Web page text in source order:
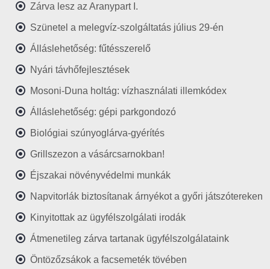
Zárva lesz az Aranypart I.
Szünetel a melegvíz-szolgáltatás július 29-én
Álláslehetőség: fűtésszerelő
Nyári távhőfejlesztések
Mosoni-Duna holtág: vízhasználati illemkódex
Álláslehetőség: gépi parkgondozó
Biológiai szúnyoglárva-gyérítés
Grillszezon a vásárcsarnokban!
Éjszakai növényvédelmi munkák
Napvitorlák biztosítanak árnyékot a győri játszótereken
Kinyitottak az ügyfélszolgálati irodák
Átmenetileg zárva tartanak ügyfélszolgálataink
Öntözőzsákok a facsemeték tövében